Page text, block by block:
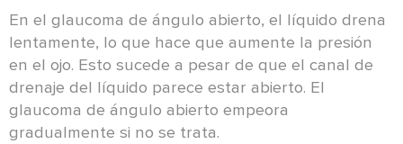
En el glaucoma de ángulo abierto, el líquido drena
lentamente, lo que hace que aumente la presión
en el ojo. Esto sucede a pesar de que el canal de
drenaje del líquido parece estar abierto. El
glaucoma de ángulo abierto empeora
gradualmente si no se trata.